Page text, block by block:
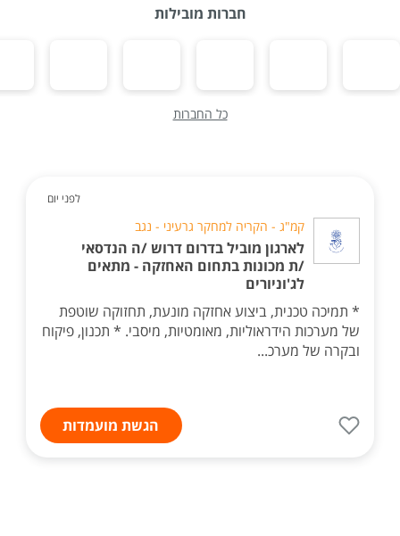
חברות מובילות
כל החברות
לפני יום
קמ"ג - הקריה למחקר גרעיני - נגב
לארגון מוביל בדרום דרוש /ה הנדסאי
/ת מכונות בתחום האחזקה - מתאים
לג'וניורים
* תמיכה טכנית, ביצוע אחזקה מונעת, תחזוקה שוטפת
של מערכות הידראוליות, מאומטיות, מיסבי. * תכנון, פיקוח
ובקרה של מערכ...
הגשת מועמדות